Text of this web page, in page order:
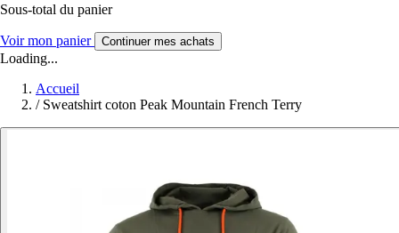
Sous-total du panier
Voir mon panier Continuer mes achats
Loading...
Accueil
/ Sweatshirt coton Peak Mountain French Terry